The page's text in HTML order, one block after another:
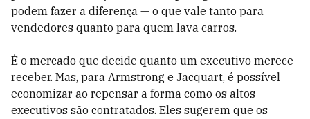
podem fazer a diferença — o que vale tanto para
vendedores quanto para quem lava carros.
É o mercado que decide quanto um executivo merece
receber. Mas, para Armstrong e Jacquart, é possível
economizar ao repensar a forma como os altos
executivos são contratados. Eles sugerem que os